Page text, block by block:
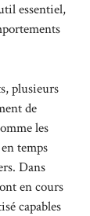
essentiel,
plusieurs
de
les
temps
Dans
en cours
capables